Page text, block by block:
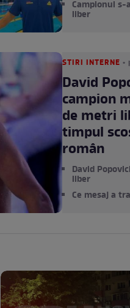
Campionul
liber
STIRI INTERNE •
David
campion
de metri
timpul
român
David
liber
Ce mesaj a